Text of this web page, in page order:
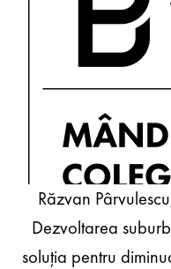
Răzvan
Dezvoltarea
soluția pentru